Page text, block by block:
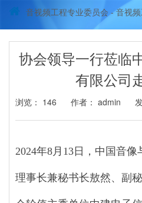
音视频工程专业委员会 - 音视
协会领导一行莅临
有限公司
浏览： 146 作者： admin
2024年8月 13 日，中国音像
理事长兼秘书长敖然、副